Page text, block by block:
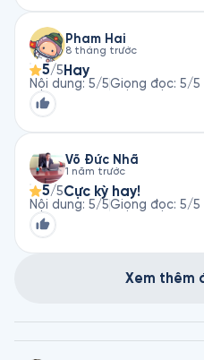
Pham Hai
8 tháng trước
5/5 Hay
Nội dung: 5/5Giọng đọc: 5/5
Võ Đức Nhã
1 năm trước
5/5Cực kỳ hay!
Nội dung: 5/5Giọng đọc: 5/5
Xem thêm